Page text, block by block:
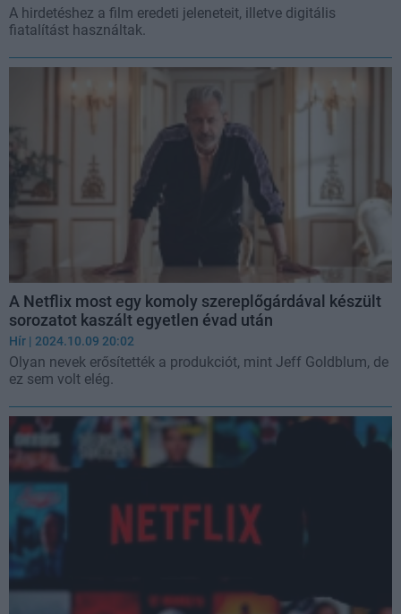
A hirdetéshez a film eredeti jeleneteit, illetve digitális
fiatalítást használtak.
A Netflix most egy komoly szereplőgárdával készült
sorozatot kaszált egyetlen évad után
Hír | 2024.10.09 20:02
Olyan nevek erősítették a produkciót, mint Jeff Goldblum, de
ez sem volt elég.